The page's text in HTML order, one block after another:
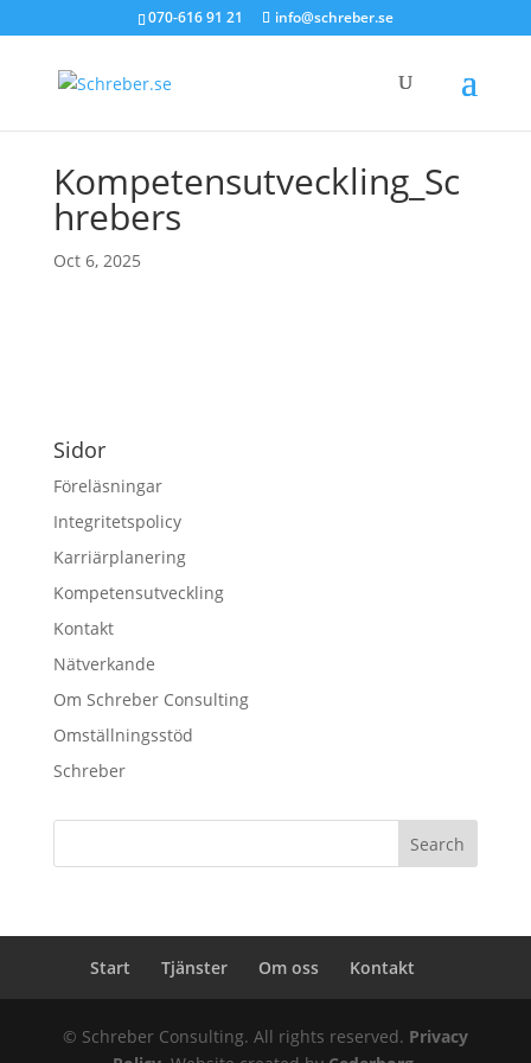
070-616 91 21 info@schreber.se
Kompetensutveckling_Sc
hrebers
Oct 6, 2025
Sidor
Föreläsningar
Integritetspolicy
Karriärplanering
Kompetensutveckling
Kontakt
Nätverkande
Om Schreber Consulting
Omställningsstöd
Schreber
Start Tjänster Om oss Kontakt
© Schreber Consulting. All rights reserved. Privacy